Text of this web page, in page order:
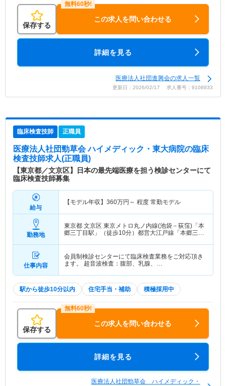
保存する
この求人を問い合わせる
詳細を見る
医療法人社団進興会の求人一覧
更新日：2026/02/17 求人番号：9108933
臨床検査技師 正職員
医療法人社団勁草会 ハイメディック・東大病院の臨床
検査技師求人(正職員)
【東京都／文京区】日本の最先端医療を担う検診センターにて
臨床検査技師募集
給与
【モデル年収】 360万円～ 程度 常勤モデル
勤務地
東京都 文京区 東京メトロ丸ノ内線(池袋－荻窪)「本
郷三丁目駅」（徒歩10分）都営大江戸線「本郷三丁
仕事内容
会員制検診センターにて臨床検査業務をご対応頂き
ます。 超音波検査：腹部、乳腺、…
駅から徒歩10分以内 住宅手当・補助 積極採用中
保存する
この求人を問い合わせる
詳細を見る
医療法人社団勁草会 ハイメディック・